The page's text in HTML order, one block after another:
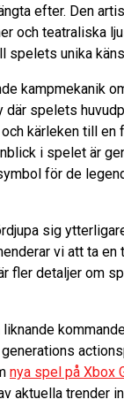
efter. Den
och teatraliska
spelets unika
kampmekanik
där spelets
kärleken till en
i spelet är
för de
sig
vi att ta en
fler detaljer om
nya spel på Xbox
aktuella trender